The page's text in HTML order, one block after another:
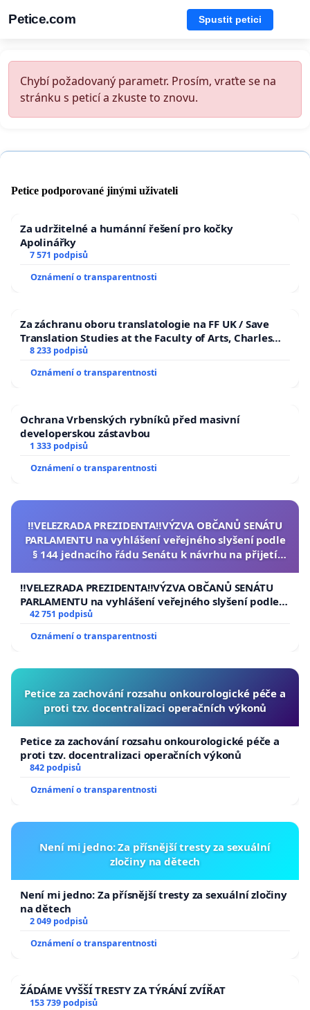
Petice.com Spustit petici
Chybí požadovaný parametr. Prosím, vraťte se na
stránku s peticí a zkuste to znovu.
Petice podporované jinými uživateli
Za udržitelné a humánní řešení pro kočky
Apolinářky
7 571 podpisů
Oznámení o transparentnosti
Za záchranu oboru translatologie na FF UK / Save
Translation Studies at the Faculty of Arts, Charles
University
8 233 podpisů
Oznámení o transparentnosti
Ochrana Vrbenských rybníků před masivní
developerskou zástavbou
1 333 podpisů
Oznámení o transparentnosti
‼️VELEZRADA PREZIDENTA‼️VÝZVA OBČANŮ SENÁTU
PARLAMENTU na vyhlášení veřejného slyšení podle
§ 144 jednacího řádu Senátu k návrhu na přijetí
republiky
‼️VELEZRADA PREZIDENTA‼️VÝZVA OBČANŮ SENÁTU
PARLAMENTU na vyhlášení veřejného slyšení podle §
144 jednacího řádu Senátu k návrhu na přijetí
usnesení k podání ústavní žaloby na prezidenta
republiky
42 751 podpisů
Oznámení o transparentnosti
Petice za zachování rozsahu onkourologické péče a
proti tzv. docentralizaci operačních výkonů
Petice za zachování rozsahu onkourologické péče a
proti tzv. docentralizaci operačních výkonů
842 podpisů
Oznámení o transparentnosti
Není mi jedno: Za přísnější tresty za sexuální
zločiny na dětech
Není mi jedno: Za přísnější tresty za sexuální zločiny
na dětech
2 049 podpisů
Oznámení o transparentnosti
ŽÁDÁME VYŠŠÍ TRESTY ZA TÝRÁNÍ ZVÍŘAT
153 739 podpisů